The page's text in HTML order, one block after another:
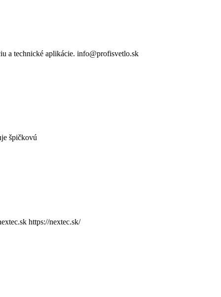
a technické aplikácie. info@profisvetlo.sk
špičkovú
https://nextec.sk/